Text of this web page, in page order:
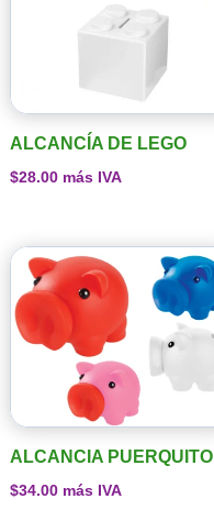
ALCANCÍA DE LEGO
$28.00más IVA
ALCANCIA PUERQUITO
$34.00más IVA